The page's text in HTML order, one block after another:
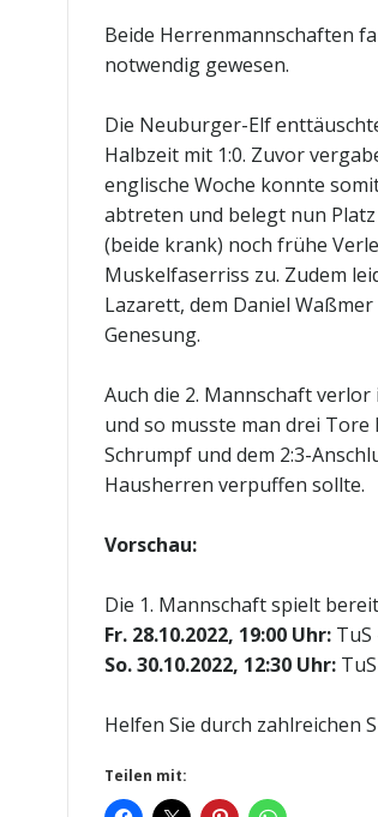
Beide Herrenmannschaften
notwendig gewesen.
Die Neuburger-Elf
Halbzeit mit 1:0. Zuvor
englische Woche konnte
abtreten und belegt nun
(beide krank) noch frühe
Muskelfaserriss zu. Zudem
Lazarett, dem Daniel
Genesung.
Auch die 2. Mannschaft
und so musste man drei
Schrumpf und dem 2:3-
Hausherren verpuffen sollte.
Vorschau:
Die 1. Mannschaft spielt
Fr. 28.10.2022, 19:00 Uhr: TuS
So. 30.10.2022, 12:30 Uhr:
Helfen Sie durch zahlreichen
Teilen mit: